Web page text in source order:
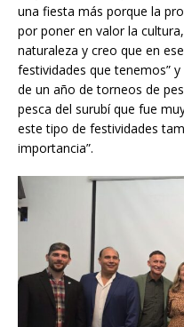
una fiesta más porque la
por poner en valor la
naturaleza y creo que en
festividades que tenemos”
de un año de torneos de
pesca del surubí que fue
este tipo de festividades
importancia”.